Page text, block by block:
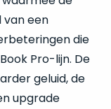
van een
die
Pro-lijn. De
geluid, de
upgrade